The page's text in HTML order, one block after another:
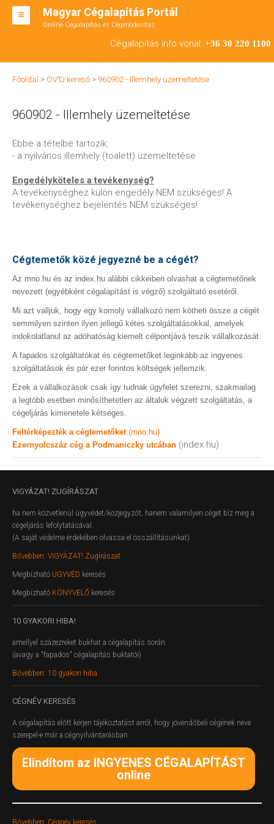
Magyar Cégalapítás Portál
Online Cégalapítás és Cégmódosítás
Cégalapítás info vonal: +36 30 220 1100
BT ALAPÍTÁS
CÉGMÓDOSÍTÁS
ÁTALAKULÁS
TEÁOR SZÁMOK '08
ENGEDÉLYKÖTELES
Főoldal > ÖVTJ kereső > 960902 - Illemhely üzemeltetése
960902 - Illemhely üzemeltetése
Ebbe a tételbe tartozik:
- a nyilvános illemhely (toalett) üzemeltetése
Engedélyköteles a tevékenység?
A tevékenységhez külön engedély NEM szükséges! A
tevékenységhez bejelentés NEM szükséges!
Cégtemetők közé jegyezné be a cégét?
Az mno.hu és az index.hu alábbi cikkeiben olvashat a cégtemetőnek
nevezett (egyébként cégalapítást is végző) szolgáltató esetéről.
Mi azt valljuk, hogy egy komoly vállalkozó nem kötheti össze a cégét
semmilyen szinten ilyen jellegű kétes szolgáltatásokkal, amelyek
indokolatlanul az adóhatóság kiemelt célpontjává teszik vállalkozását.
A fapados szolgáltatókat és cégtemetőket leginkább az ingyenes
szolgáltatások és pár ezer forintos költségek jellemzik.
Ezek a vállalkozások csak így tudnak ügyfelet szerezni, szakmailag
a legtöbb esetben minősíthetetlen az általuk végzett szolgáltatás, a
cégeljárás kimenetele kétséges.
Feltérképezték a cégtemetőket (mno.hu)
Ezernyolcszáz cég a Podmaniczky utcában (index.hu)
VIGYÁZAT! ZUGÍRÁSZAT
ha nem közvetlenül ügyvédet/közjegyzőt, hanem valamilyen céget bíz meg a
cégeljárás lefolytatásával.
(A saját védelme érdekében olvassa el összállításunkat)
Bővebben: VIGYÁZAT! Zugírászat
Megbízható ÜGYVÉD keresés
Megbízható KÖNYVELŐ keresés
10 GYAKORI HIBA!
amellyel százezreket bukhat a cégalapítás során.
(avagy a "fapados" cégalapítás buktatói)
Bővebben: 10 gyakori hiba
CÉGNÉV KERESÉS
A cégalapítás előtt kérjen tájékoztatást arról, hogy jövendőbeli cégének neve
szerepel-e már a cégnyilvántarásban.
Elindítom az INGYENES CÉGALAPÍTÁST
online
Bővebben: Cégnév keresés